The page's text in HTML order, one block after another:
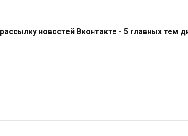
новостей Вконтакте - 5 главных тем